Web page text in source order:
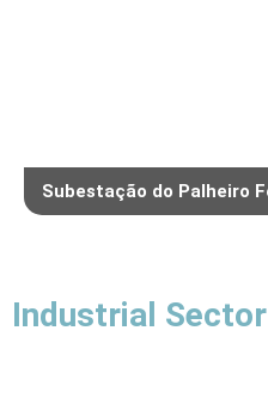
Subestação do Palheiro
Industrial